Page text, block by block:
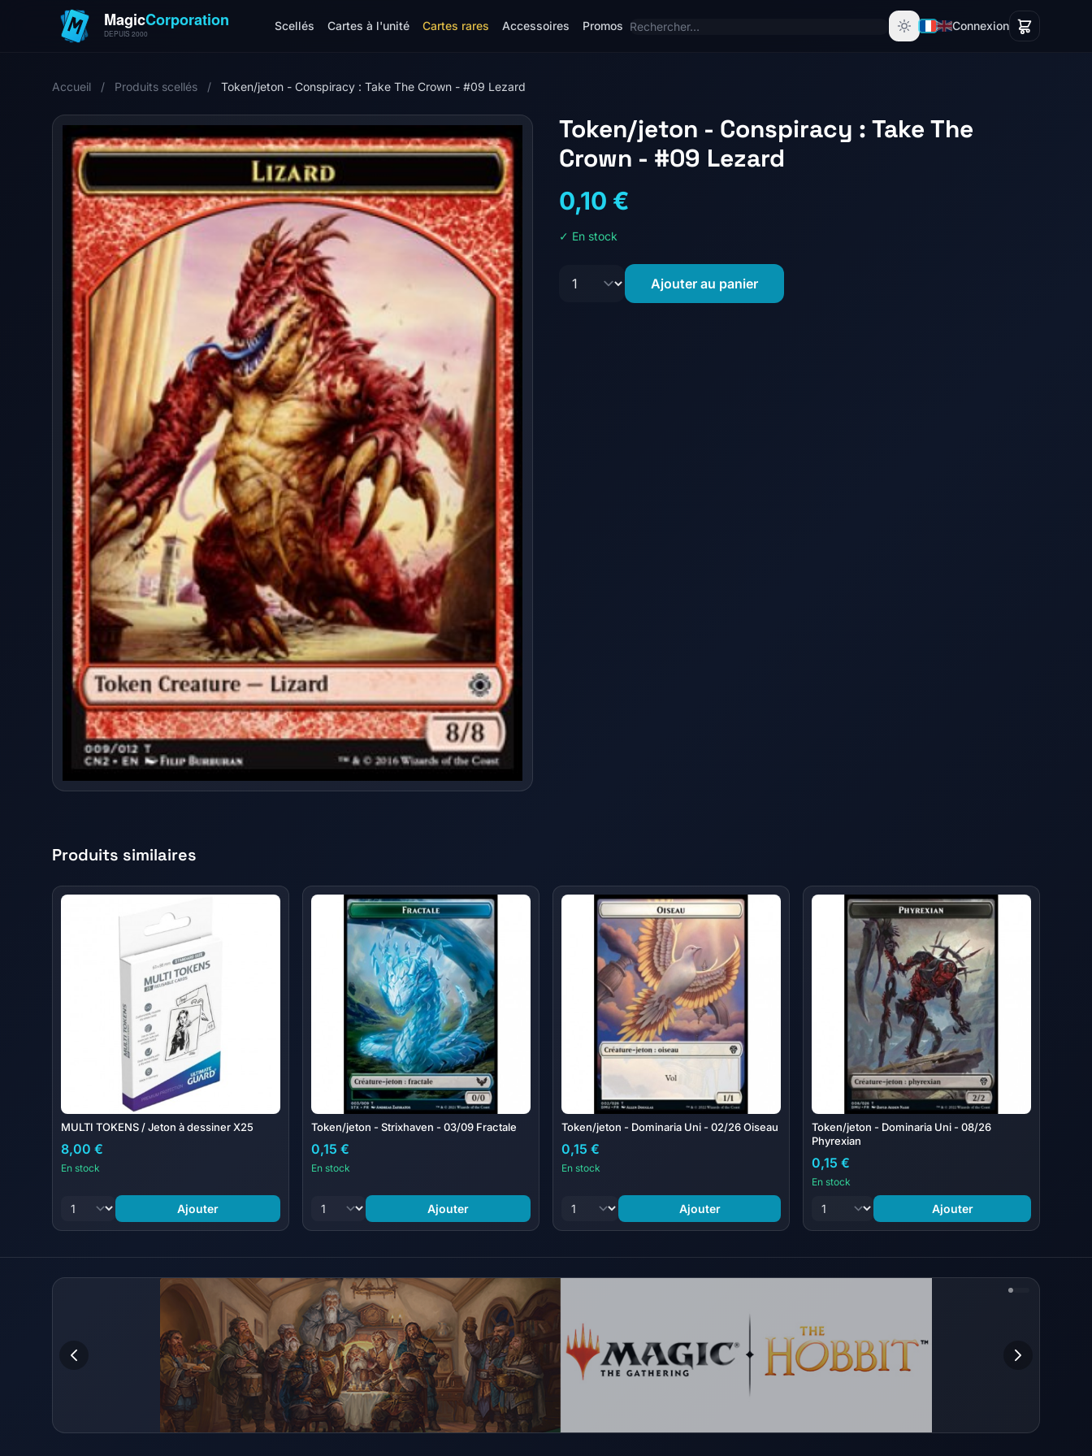
Scellés Cartes à l'unité Cartes rares Accessoires Promos Connexion
Accueil / Produits scellés / Token/jeton - Conspiracy : Take The Crown - #09 Lezard
Token/jeton - Conspiracy : Take The
Crown - #09 Lezard
0,10 €
✓ En stock
Ajouter au panier
Produits similaires
MULTI TOKENS / Jeton à dessiner X25
8,00 €
En stock
Ajouter
Token/jeton - Strixhaven - 03/09 Fractale
0,15 €
En stock
Ajouter
Token/jeton - Dominaria Uni - 02/26 Oiseau
0,15 €
En stock
Ajouter
Token/jeton - Dominaria Uni - 08/26
Phyrexian
0,15 €
En stock
Ajouter